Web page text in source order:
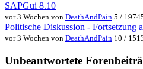
SAPGui 8.10
vor 3 Wochen von DeathAndPain 5 /
Politische Diskussion - Fortsetzung
vor 3 Wochen von DeathAndPain 10 /
Unbeantwortete